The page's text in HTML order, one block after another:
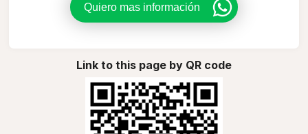
Quiero mas información
Link to this page by QR code